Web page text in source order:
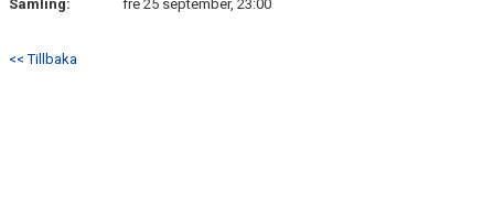
Samling:
fre 25 september, 23:00
<< Tillbaka